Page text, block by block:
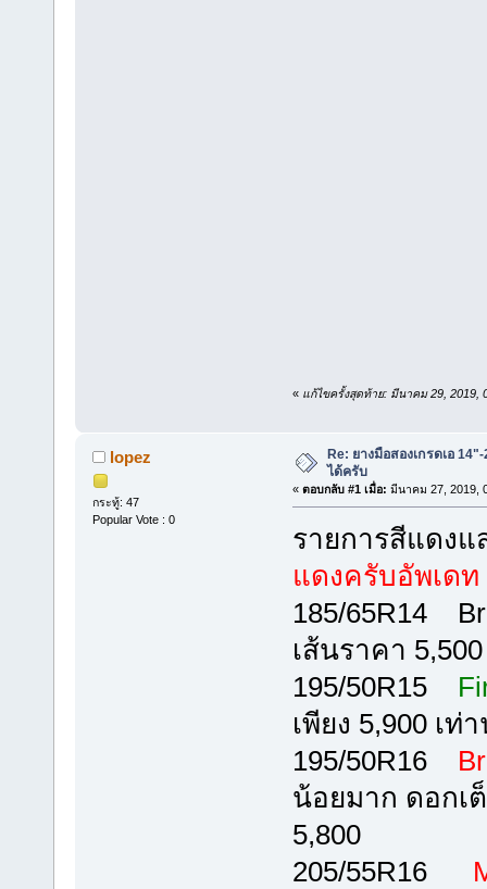
« แก้ไขครั้งสุดท้าย: มีนาคม 29, 2019,
lopez
กระทู้: 47
Popular Vote : 0
Re: ยางมือสองเกรดเอ
ได้ครับ
« ตอบกลับ #1 เมื่อ: มีนาคม 27, 2019,
รายการสีแดงแ
แดงครับอัพเดท
185/65R14
เส้นราคา 5,500
195/50R15
เพียง 5,900 เท่
195/50R16
น้อยมาก ดอกเ
5,800
205/55R16